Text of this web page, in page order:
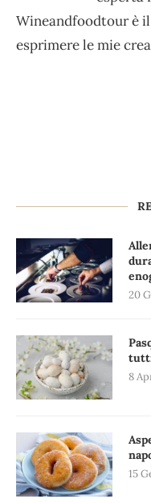
Wineandfoodtour è
esprimere le mie
20
8
15